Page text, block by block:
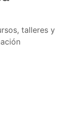
talleres y